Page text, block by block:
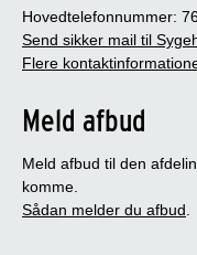
Hovedtelefonnummer:
Send sikker mail til
Flere
Meld afbud
Meld afbud til den
komme.
Sådan melder du afbud.